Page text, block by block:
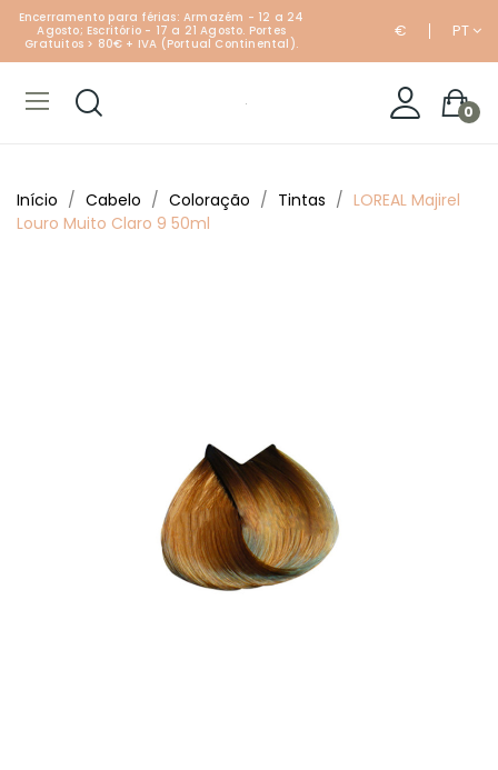
Encerramento para férias: Armazém - 12 a 24
Agosto; Escritório - 17 a 21 Agosto. Portes
Gratuitos > 80€ + IVA (Portual Continental).
€ PT
0
Início Cabelo Coloração Tintas
LOREAL Majirel
Louro Muito Claro 9 50ml